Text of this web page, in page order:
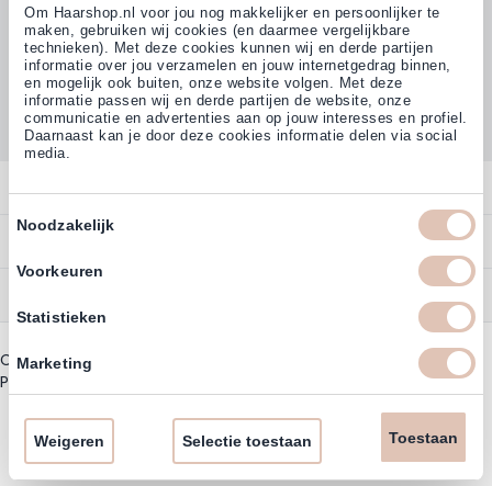
Om Haarshop.nl voor jou nog makkelijker en persoonlijker te
maken, gebruiken wij cookies (en daarmee vergelijkbare
technieken). Met deze cookies kunnen wij en derde partijen
informatie over jou verzamelen en jouw internetgedrag binnen,
en mogelijk ook buiten, onze website volgen. Met deze
informatie passen wij en derde partijen de website, onze
communicatie en advertenties aan op jouw interesses en profiel.
Daarnaast kan je door deze cookies informatie delen via social
media.
Noodzakelijk
Voorkeuren
Statistieken
Marketing
Toestaan
Selectie toestaan
Weigeren
Contact
Overzicht
Contact
Account
Uitzonderingen acties
Annuleren
Bezorgen
Retourneren
Omruilen
Assortiment
Nieuwsbrief & Kortingscode
Account informatie
Klanten beoordelen ons met
4,77 (38.000+)
Copyright © 2003 - 2026 - Haarshoppro.nl
Privacy beleid